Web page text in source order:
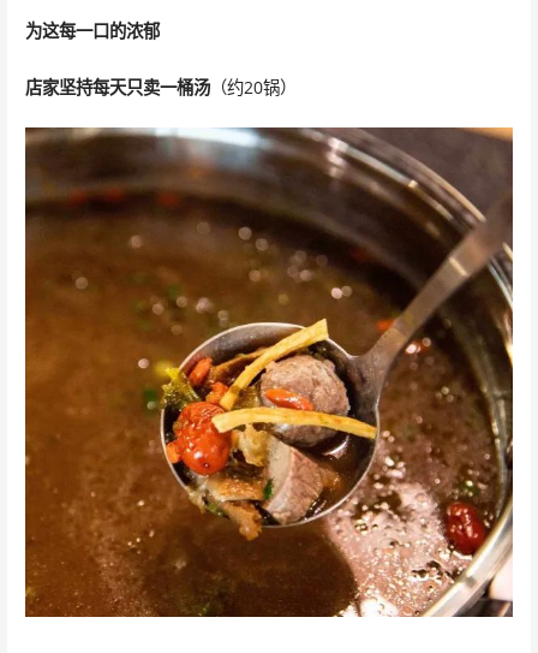
为这每一口的浓郁
店家坚持每天只卖一桶汤（约20锅）